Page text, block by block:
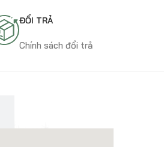
ĐỔI TRẢ
Chính sách đổi trả